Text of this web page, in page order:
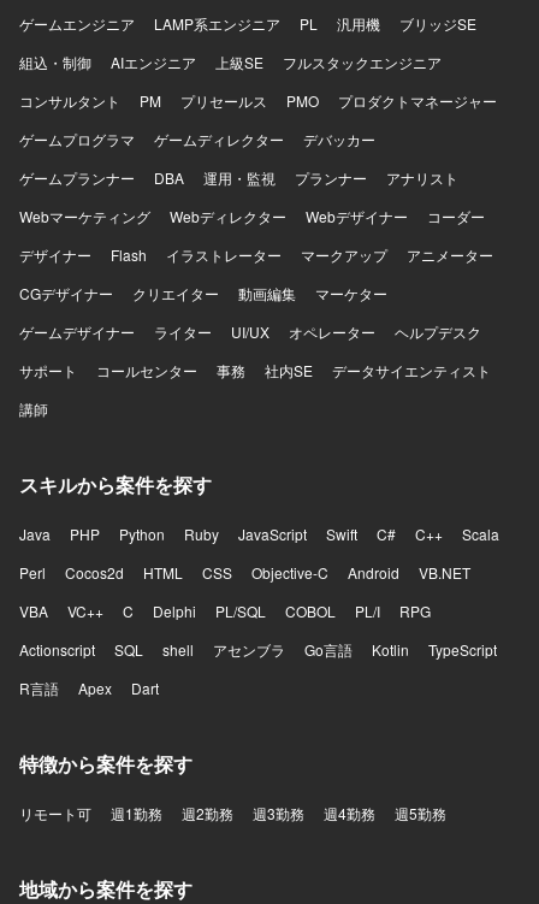
ゲームエンジニア
LAMP系エンジニア PL 汎用機
ブリッジSE
組込・制御
AIエンジニア 上級SE
フルスタックエンジニア
コンサルタント
PM プリセールス PMO
プロダクトマネージャー
ゲームプログラマ
ゲームディレクター
デバッカー
ゲームプランナー
DBA 運用・監視 プランナー
アナリスト
Webマーケティング
Webディレクター Webデザイナー
コーダー
デザイナー
Flash イラストレーター マークアップ
アニメーター
CGデザイナー
クリエイター 動画編集
マーケター
ゲームデザイナー
ライター UI/UX オペレーター
ヘルプデスク
サポート
コールセンター 事務 社内SE
データサイエンティスト
講師
スキルから案件を探す
Java PHP Python Ruby JavaScript Swift C# C++
Scala
Perl
Cocos2d HTML CSS Objective-C Android
VB.NET
VBA
VC++ C Delphi PL/SQL COBOL PL/I
RPG
Actionscript
SQL shell アセンブラ Go言語 Kotlin
TypeScript
R言語
Apex Dart
特徴から案件を探す
リモート可 週1勤務 週2勤務 週3勤務 週4勤務 週5勤務
地域から案件を探す